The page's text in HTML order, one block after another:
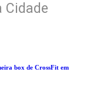
Cidade
box de CrossFit em